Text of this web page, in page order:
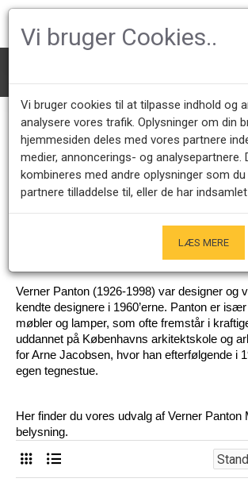
Verner Panton
Kundeservice +45 28491875
Mandag - Fredag 9.00 - 17.00 Kun på
Kun Originale varer
Verner Panton (1926-1998) var designer og
kendte designere i 1960’erne. Panton er
møbler og lamper, som ofte fremstår i
uddannet på Københavns arkitektskole og
for Arne Jacobsen, hvor han efterfølgende i
egen tegnestue.
Her finder du vores udvalg af Verner Panton
belysning.
Vi bruger Cookies..
Vi bruger cookies til at tilpasse indhold og
analysere vores trafik. Oplysninger om din
hjemmesiden deles med vores partnere
medier, annoncerings- og analysepartnere.
kombineres med andre oplysninger som
partnere tilladdelse til, eller de har
LÆS MERE